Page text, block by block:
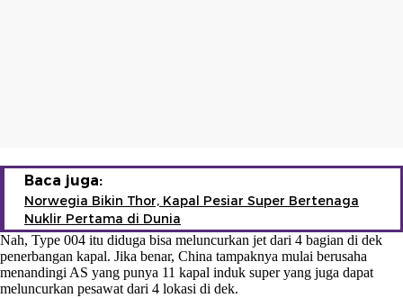
Baca juga:
Norwegia Bikin Thor, Kapal Pesiar Super Bertenaga
Nuklir Pertama di Dunia
Nah, Type 004 itu diduga bisa meluncurkan jet dari 4 bagian di dek
penerbangan kapal. Jika benar, China tampaknya mulai berusaha
menandingi AS yang punya 11 kapal induk super yang juga dapat
meluncurkan pesawat dari 4 lokasi di dek.